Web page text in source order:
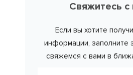
Свяжитесь с
Если вы хотите
информации, заполните
свяжемся с вами в